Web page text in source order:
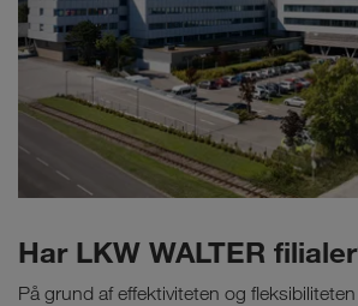
Har LKW WALTER
På grund af effektiviteten og